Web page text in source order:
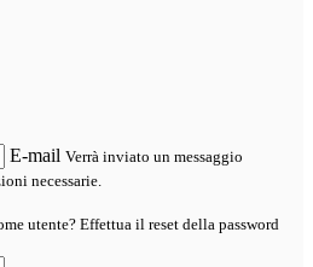
E-mail Verrà inviato un messaggio
necessarie.
utente? Effettua il reset della password